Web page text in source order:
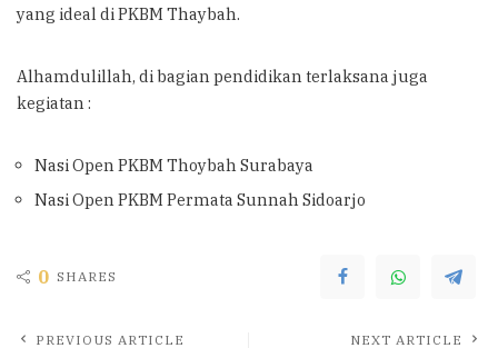
yang ideal di PKBM Thaybah.
Alhamdulillah, di bagian pendidikan terlaksana juga
kegiatan :
Nasi Open PKBM Thoybah Surabaya
Nasi Open PKBM Permata Sunnah Sidoarjo
0 SHARES
PREVIOUS ARTICLE NEXT ARTICLE